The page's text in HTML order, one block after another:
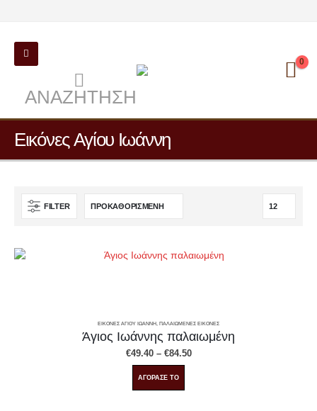
ΑΝΑΖΉΤΗΣΗ
0
Εικόνες Αγίου Ιωάννη
FILTER
ΕΙΚΌΝΕΣ ΑΓΊΟΥ ΙΩΆΝΝΗ ΠΑΛΑΙΩΜΕΝΕΣ ΕΙΚΟΝΕΣ
Άγιος Ιωάννης παλαιωμένη
€49.40 – €84.50Price
ΑΓΟΡΑΣΕ ΤΟ